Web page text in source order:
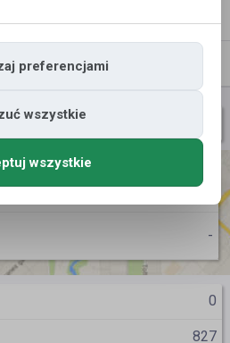
do znajomych
Galeria
JaroslawJastrzebski
Wesołowka, Lublin
-
0
827
preferencjami
wszystkie
wszystkie